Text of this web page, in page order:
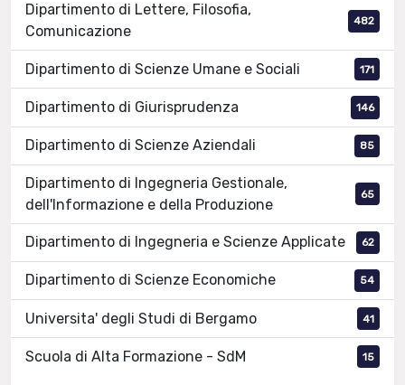
Dipartimento di Lettere, Filosofia,
Comunicazione
482
Dipartimento di Scienze Umane e Sociali 171
Dipartimento di Giurisprudenza 146
Dipartimento di Scienze Aziendali 85
Dipartimento di Ingegneria Gestionale,
dell'Informazione e della Produzione
65
Dipartimento di Ingegneria e Scienze Applicate 62
Dipartimento di Scienze Economiche 54
Universita' degli Studi di Bergamo 41
Scuola di Alta Formazione - SdM 15